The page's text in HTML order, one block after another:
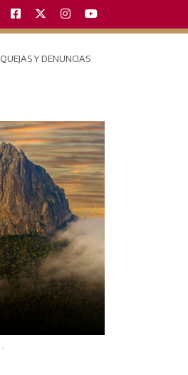
QUEJAS Y DENUNCIAS